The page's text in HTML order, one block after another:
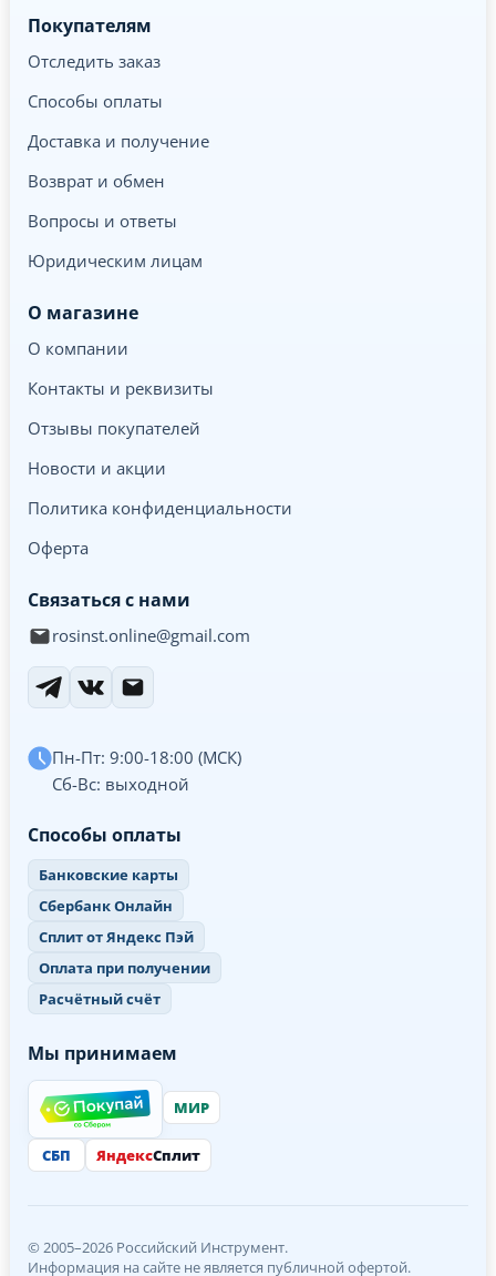
Покупателям
Отследить заказ
Способы оплаты
Доставка и получение
Возврат и обмен
Вопросы и ответы
Юридическим лицам
О магазине
О компании
Контакты и реквизиты
Отзывы покупателей
Новости и акции
Политика конфиденциальности
Оферта
Связаться с нами
rosinst.online@gmail.com
Пн-Пт: 9:00-18:00 (МСК)
Сб-Вс: выходной
Способы оплаты
Банковские карты
Сбербанк Онлайн
Сплит от Яндекс Пэй
Оплата при получении
Расчётный счёт
Мы принимаем
МИР
СБП ЯндексСплит
© 2005–2026 Российский Инструмент.
Информация на сайте не является публичной офертой.